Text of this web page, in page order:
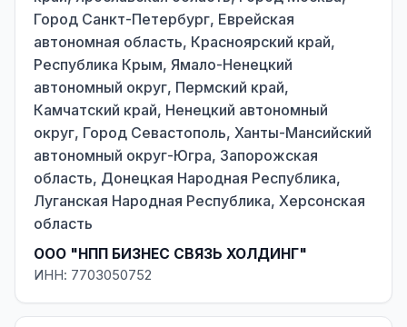
Город Санкт-Петербург, Еврейская
автономная область, Красноярский край,
Республика Крым, Ямало-Ненецкий
автономный округ, Пермский край,
Камчатский край, Ненецкий автономный
округ, Город Севастополь, Ханты-Мансийский
автономный округ-Югра, Запорожская
область, Донецкая Народная Республика,
Луганская Народная Республика, Херсонская
область
ООО "НПП БИЗНЕС СВЯЗЬ ХОЛДИНГ"
ИНН: 7703050752